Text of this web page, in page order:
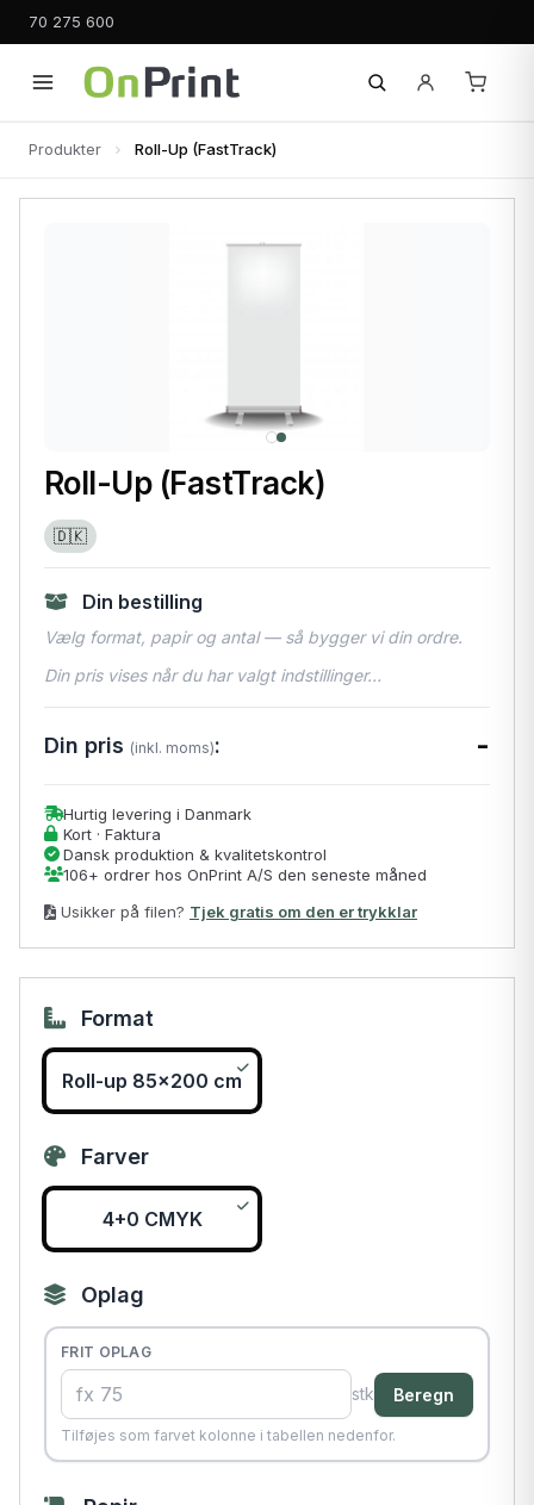
70 275 600
Produkter Roll-Up (FastTrack)
Roll-Up (FastTrack)
🇩🇰
Din bestilling
Vælg format, papir og antal — så bygger vi din ordre.
Din pris vises når du har valgt indstillinger…
Din pris (inkl. moms): -
Hurtig levering i Danmark
Kort · Faktura
Dansk produktion & kvalitetskontrol
106+ ordrer hos OnPrint A/S den seneste måned
Usikker på filen? Tjek gratis om den er trykklar
Format
Roll-up 85x200 cm
Farver
4+0 CMYK
Oplag
FRIT OPLAG
stk Beregn
Tilføjes som farvet kolonne i tabellen nedenfor.